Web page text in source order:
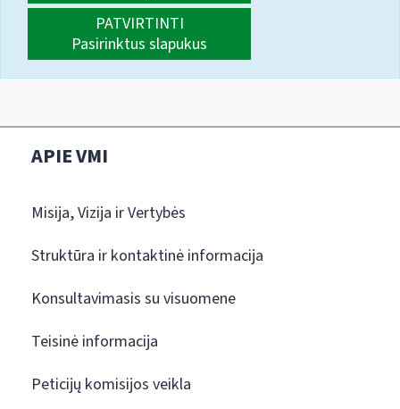
PATVIRTINTI
Pasirinktus slapukus
APIE VMI
Misija, Vizija ir Vertybės
Struktūra ir kontaktinė informacija
Konsultavimasis su visuomene
Teisinė informacija
Peticijų komisijos veikla